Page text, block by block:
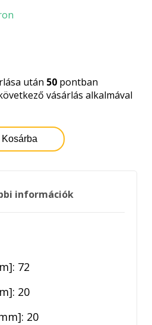
után 50 pontban
vásárlás alkalmával
Kosárba
információk
72
20
20